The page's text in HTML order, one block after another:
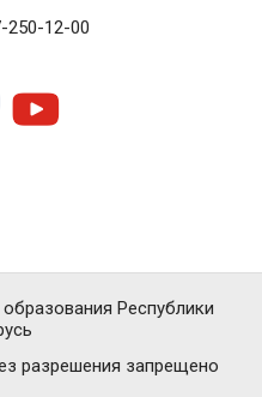
250-12-00
разрешения запрещено
Республики